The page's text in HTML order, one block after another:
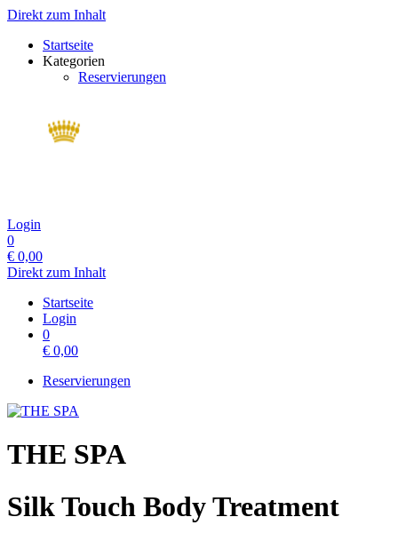
Direkt zum Inhalt
Startseite
Kategorien
Reservierungen
Login
0
€ 0,00
Direkt zum Inhalt
Startseite
Login
0
€ 0,00
Reservierungen
THE SPA
Silk Touch Body Treatment